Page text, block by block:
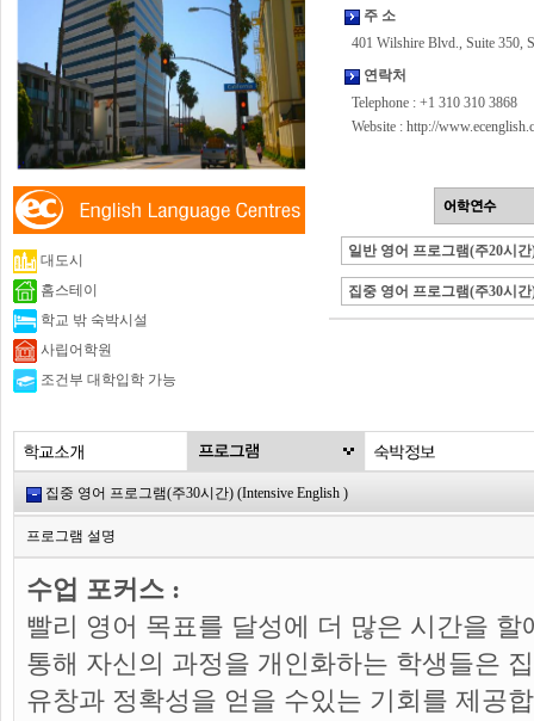
대도시
홈스테이
학교 밖 숙박시설
사립어학원
조건부 대학입학 가능
주 소
401 Wilshire Blvd., Suite 350,
연락처
Telephone : +1 310 310 3868
Website : http://
일반 영어 프로그램(주20시간
집중 영어 프로그램(주30시간
집중 영어 프로그램(주30시간) (Intensive English )
프로그램 설명
수업 포커스 :
빨리 영어 목표를 달성에 더 많은 시간을
통해 자신의 과정을 개인화하는 학생들은
유창과 정확성을 얻을 수있는 기회를 제공